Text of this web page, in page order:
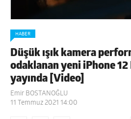
HABER
Düşük ışık kamera
odaklanan yeni iPhone 12
yayında [Video]
Emir BOSTANOĞLU
11 Temmuz 2021 14:00